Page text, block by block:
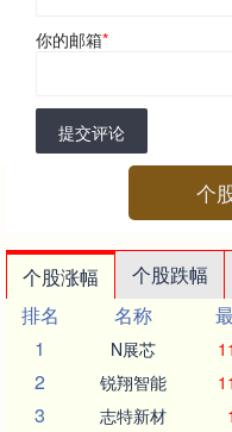
你的邮箱*
提交评论
个
个股涨幅 个股跌幅
排名
名称
1
N展芯
2 锐翔智能
3 志特新材